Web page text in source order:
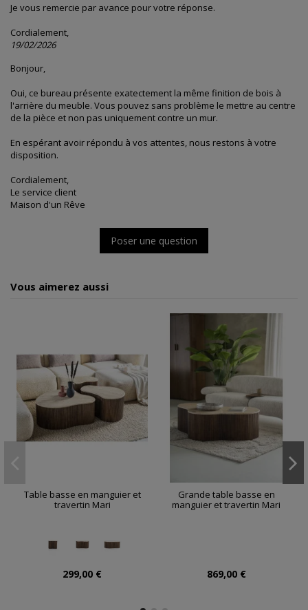
Je vous remercie par avance pour votre réponse.
Cordialement,
19/02/2026
Bonjour,
Oui, ce bureau présente exatectement la même finition de bois à
l'arrière du meuble. Vous pouvez sans problème le mettre au centre
de la pièce et non pas uniquement contre un mur.
En espérant avoir répondu à vos attentes, nous restons à votre
disposition.
Cordialement,
Le service client
Maison d'un Rêve
Poser une question
Vous aimerez aussi
Table basse en manguier et
travertin Mari
299,00 €
Grande table basse en
manguier et travertin Mari
869,00 €